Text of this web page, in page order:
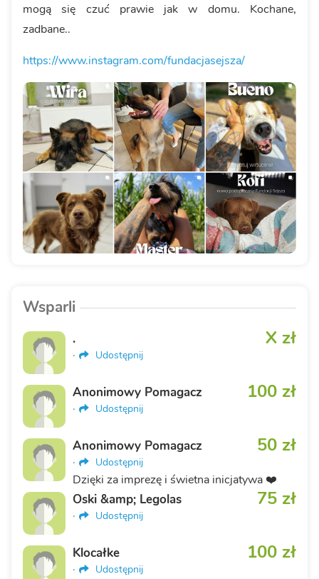
mogą się czuć prawie jak w domu. Kochane,
zadbane..
https://www.instagram.com/fundacjasejsza/
Wsparli
X zł
.
· Udostępnij
100 zł
Anonimowy Pomagacz
· Udostępnij
50 zł
Anonimowy Pomagacz
· Udostępnij
Dzięki za imprezę i świetna inicjatywa ❤️
75 zł
Oski &amp; Legolas
· Udostępnij
100 zł
Klocałke
· Udostępnij